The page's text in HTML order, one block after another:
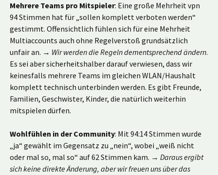
Mehrere Teams pro Mitspieler: Eine große Mehrheit vpn
94 Stimmen hat für „sollen komplett verboten werden“
gestimmt. Offensichtlich fühlen sich für eine Mehrheit
Multiaccounts auch ohne Regelverstoß grundsätzlich
unfair an. → Wir werden die Regeln dementsprechend ändern.
Es sei aber sicherheitshalber darauf verwiesen, dass wir
keinesfalls mehrere Teams im gleichen WLAN/Haushalt
komplett technisch unterbinden werden. Es gibt Freunde,
Familien, Geschwister, Kinder, die natürlich weiterhin
mitspielen dürfen.
Wohlfühlen in der Community: Mit 94:14 Stimmen wurde
„ja“ gewählt im Gegensatz zu „nein“, wobei „weiß nicht
oder mal so, mal so“ auf 62 Stimmen kam. → Daraus ergibt
sich keine direkte Änderung, aber wir freuen uns über das